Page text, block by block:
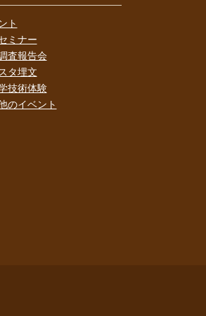
ト
ミナー
査報告会
タ埋文
技術体験
のイベント